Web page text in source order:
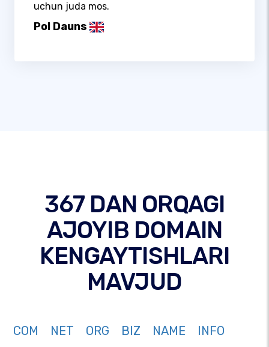
uchun juda mos.
Pol Dauns
367 DAN ORQAGI
AJOYIB DOMAIN
KENGAYTISHLARI
MAVJUD
COM NET ORG BIZ NAME
INFO